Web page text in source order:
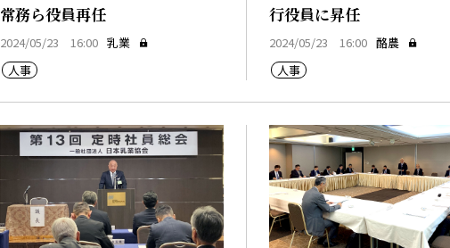
常務ら役員再任
2024/05/23 16:00 乳業
人事
行役員に昇任
2024/05/23 16:00 酪農
人事